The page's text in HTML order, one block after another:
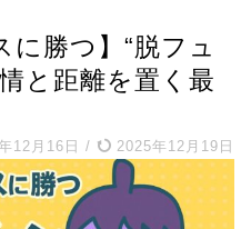
に勝つ】“脱フュ
と距離を置く最
12月16日 / 2025年12月19日